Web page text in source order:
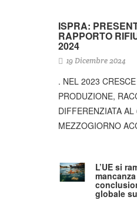
ISPRA:
RAPPORTO
2024
19 Dicembre 2024
. NEL 2023
PRODUZIONE,
DIFFERENZIATA
MEZZOGIORNO
L’UE si
globale